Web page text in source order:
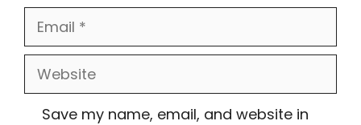
Email
Website
Save my name, email, and website in